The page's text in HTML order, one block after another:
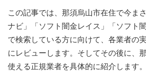
この記事では、那須烏山市在住で今ま
ナビ」「ソフト闇金レイス」「ソフト
で検索している方に向けて、各業者の
にレビューします。そしてその後に、
使える正規業者を具体的に紹介します。